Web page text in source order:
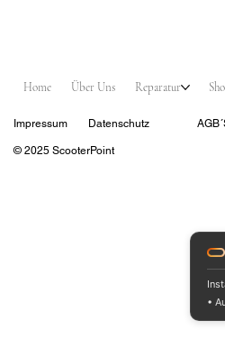
Home Über Uns Reparatur
Impressum Datenschutz
© 2025 ScooterPoint
•